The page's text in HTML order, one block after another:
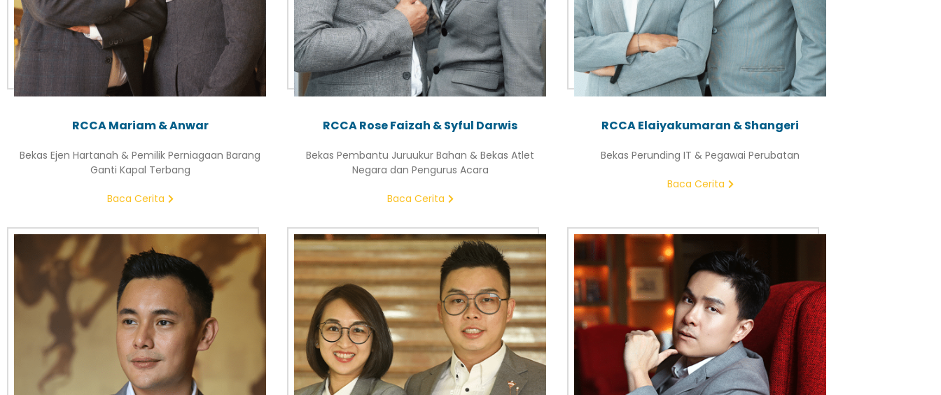
RCCA Mariam & Anwar
Bekas Ejen Hartanah & Pemilik Perniagaan Barang
Ganti Kapal Terbang
Baca Cerita
RCCA Rose Faizah & Syful Darwis
Bekas Pembantu Juruukur Bahan & Bekas Atlet
Negara dan Pengurus Acara
Baca Cerita
RCCA Elaiyakumaran & Shangeri
Bekas Perunding IT & Pegawai Perubatan
Baca Cerita